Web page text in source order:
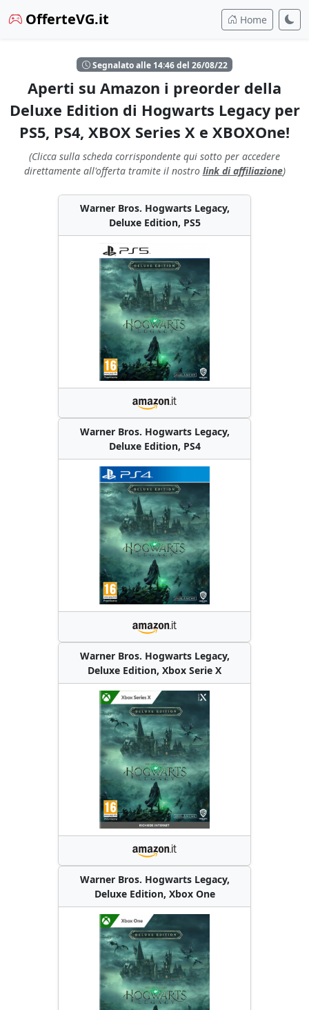
OfferteVG.it Home
Segnalato alle 14:46 del 26/08/22
Aperti su Amazon i preorder della
Deluxe Edition di Hogwarts Legacy per
PS5, PS4, XBOX Series X e XBOXOne!
(Clicca sulla scheda corrispondente qui sotto per accedere
direttamente all'offerta tramite il nostro link di affiliazione)
Warner Bros. Hogwarts Legacy,
Deluxe Edition, PS5
Warner Bros. Hogwarts Legacy,
Deluxe Edition, PS4
Warner Bros. Hogwarts Legacy,
Deluxe Edition, Xbox Serie X
Warner Bros. Hogwarts Legacy,
Deluxe Edition, Xbox One